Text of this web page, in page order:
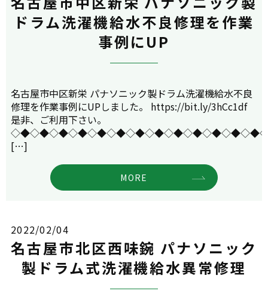
ドラム洗濯機給水不良修理を作業
事例にUP
名古屋市中区新栄 パナソニック製ドラム洗濯機給水不良
修理を作業事例にUPしました。 https://bit.ly/3hCc1df
是非、ご利用下さい。
[…]
MORE
2022/02/04
名古屋市北区西味鋺 パナソニック
製ドラム式洗濯機給水異常修理